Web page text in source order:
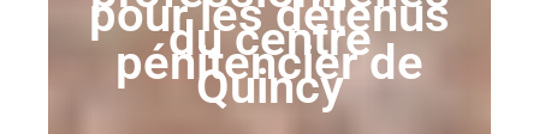
pour les détenus
du centre
pénitencier de
Quincy